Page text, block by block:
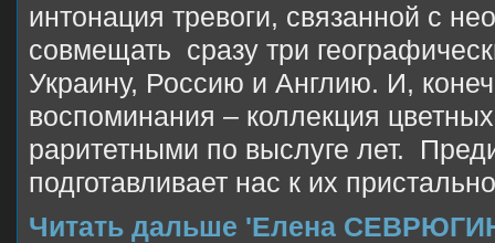
интонация тревоги, связанной с
совмещать сразу три
Украину, Россию и Англию. И,
воспоминания – коллекция
раритетными по выслуге лет.
подготавливает нас к их
Читать дальше 'Елена